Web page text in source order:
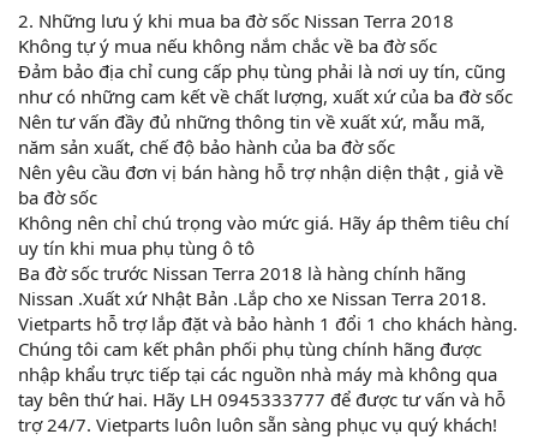
2. Những lưu ý khi mua ba đờ sốc Nissan Terra 2018
Không tự ý mua nếu không nắm chắc về ba đờ sốc
Đảm bảo địa chỉ cung cấp phụ tùng phải là nơi uy tín, cũng
như có những cam kết về chất lượng, xuất xứ của ba đờ sốc
Nên tư vấn đầy đủ những thông tin về xuất xứ, mẫu mã,
năm sản xuất, chế độ bảo hành của ba đờ sốc
Nên yêu cầu đơn vị bán hàng hỗ trợ nhận diện thật , giả về
ba đờ sốc
Không nên chỉ chú trọng vào mức giá. Hãy áp thêm tiêu chí
uy tín khi mua phụ tùng ô tô
Ba đờ sốc trước Nissan Terra 2018 là hàng chính hãng
Nissan .Xuất xứ Nhật Bản .Lắp cho xe Nissan Terra 2018.
Vietparts hỗ trợ lắp đặt và bảo hành 1 đổi 1 cho khách hàng.
Chúng tôi cam kết phân phối phụ tùng chính hãng được
nhập khẩu trực tiếp tại các nguồn nhà máy mà không qua
tay bên thứ hai. Hãy LH 0945333777 để được tư vấn và hỗ
trợ 24/7. Vietparts luôn luôn sẵn sàng phục vụ quý khách!